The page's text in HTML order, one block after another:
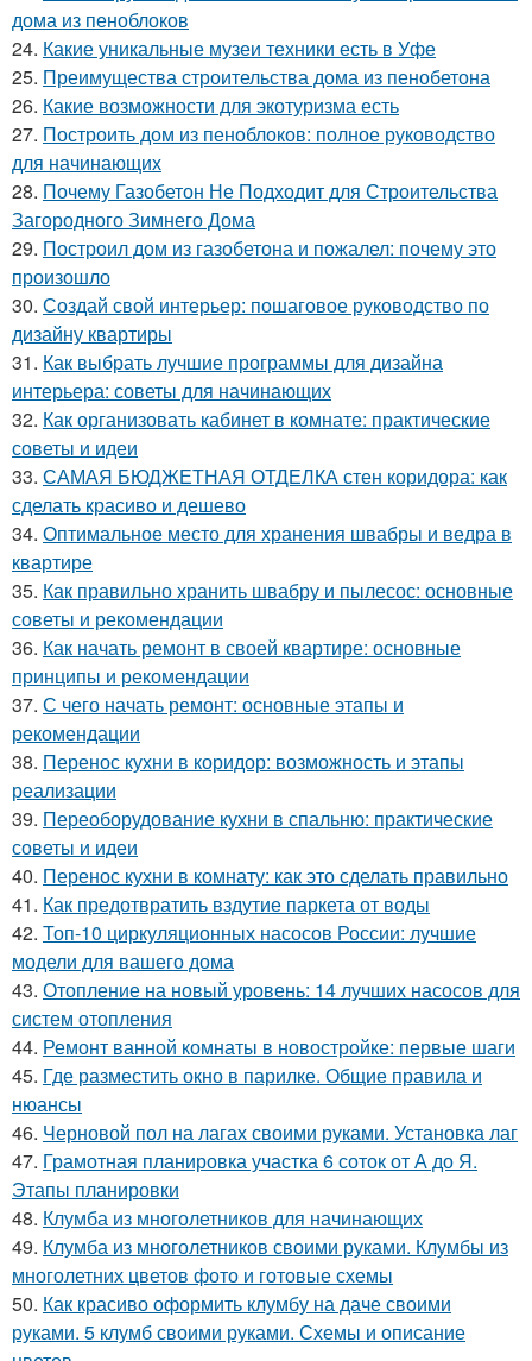
дома из пеноблоков
24. Какие уникальные музеи техники есть в Уфе
25. Преимущества строительства дома из пенобетона
26. Какие возможности для экотуризма есть
27. Построить дом из пеноблоков: полное руководство
для начинающих
28. Почему Газобетон Не Подходит для Строительства
Загородного Зимнего Дома
29. Построил дом из газобетона и пожалел: почему это
произошло
30. Создай свой интерьер: пошаговое руководство по
дизайну квартиры
31. Как выбрать лучшие программы для дизайна
интерьера: советы для начинающих
32. Как организовать кабинет в комнате: практические
советы и идеи
33. САМАЯ БЮДЖЕТНАЯ ОТДЕЛКА стен коридора: как
сделать красиво и дешево
34. Оптимальное место для хранения швабры и ведра в
квартире
35. Как правильно хранить швабру и пылесос: основные
советы и рекомендации
36. Как начать ремонт в своей квартире: основные
принципы и рекомендации
37. С чего начать ремонт: основные этапы и
рекомендации
38. Перенос кухни в коридор: возможность и этапы
реализации
39. Переоборудование кухни в спальню: практические
советы и идеи
40. Перенос кухни в комнату: как это сделать правильно
41. Как предотвратить вздутие паркета от воды
42. Топ-10 циркуляционных насосов России: лучшие
модели для вашего дома
43. Отопление на новый уровень: 14 лучших насосов для
систем отопления
44. Ремонт ванной комнаты в новостройке: первые шаги
45. Где разместить окно в парилке. Общие правила и
нюансы
46. Черновой пол на лагах своими руками. Установка лаг
47. Грамотная планировка участка 6 соток от А до Я.
Этапы планировки
48. Клумба из многолетников для начинающих
49. Клумба из многолетников своими руками. Клумбы из
многолетних цветов фото и готовые схемы
50. Как красиво оформить клумбу на даче своими
руками. 5 клумб своими руками. Схемы и описание